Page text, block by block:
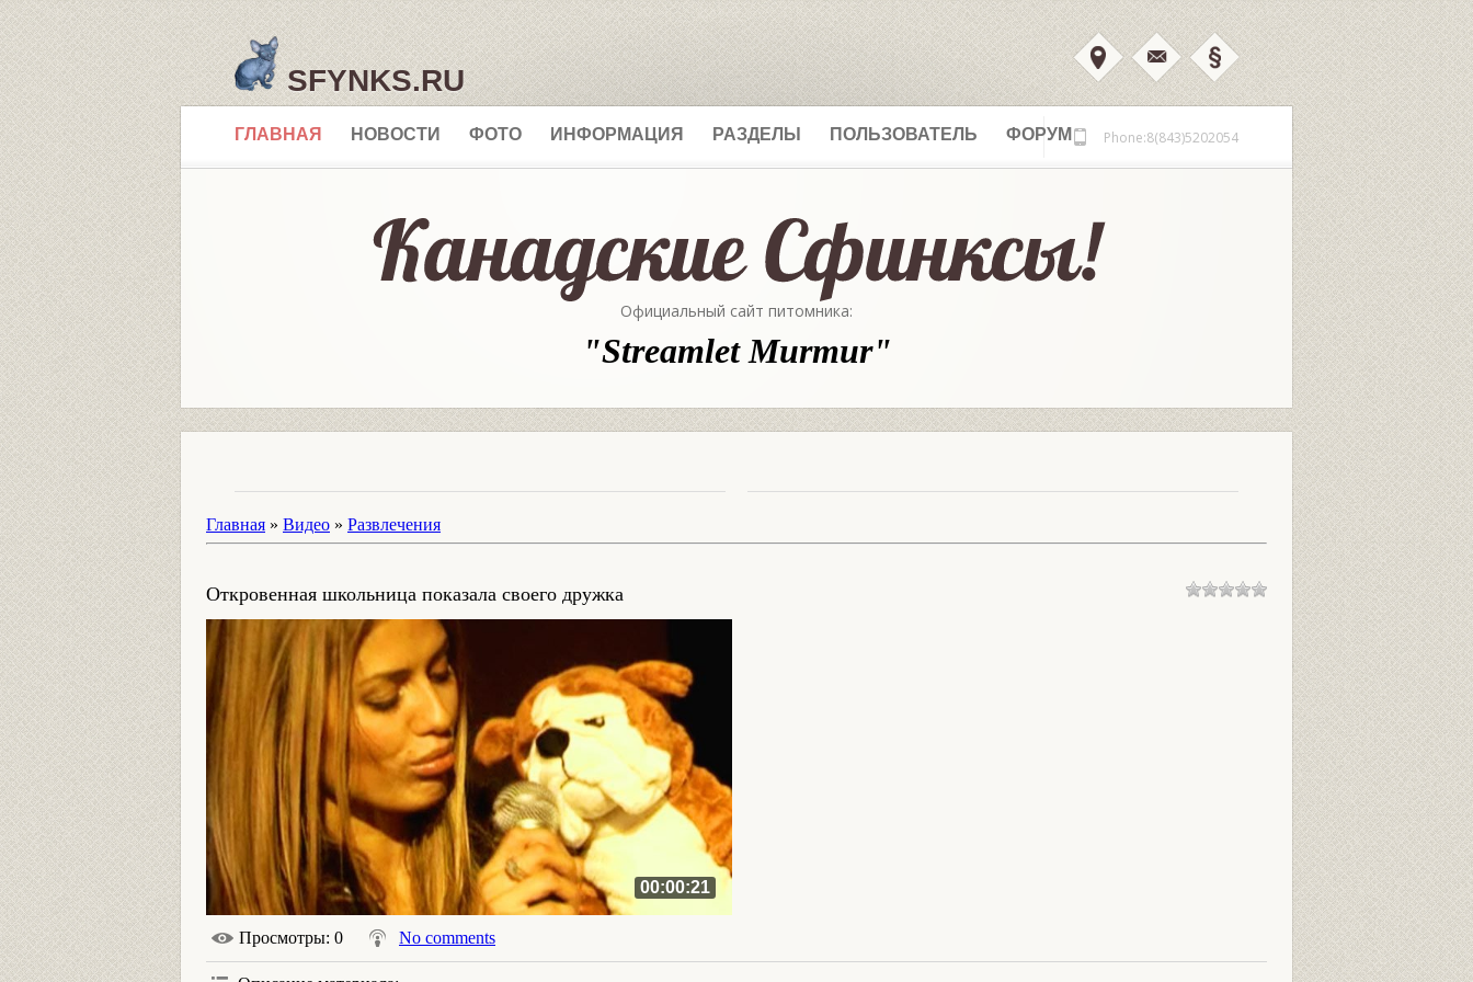
SFYNKS.RU
ГЛАВНАЯ НОВОСТИ ФОТО ИНФОРМАЦИЯ РАЗДЕЛЫ ПОЛЬЗОВАТЕЛЬ ФОРУМ Phone:8(843)5202054
Официальный сайт питомника:
"Streamlet Murmur"
Главная » Видео » Развлечения
Откровенная школьница показала своего дружка
00:00:21
Просмотры: 0 No comments